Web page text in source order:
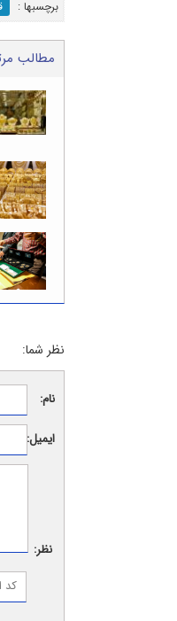
برچسب‎ها :
مطالب
نظر شما:
نام:
ایمیل:
نظر: